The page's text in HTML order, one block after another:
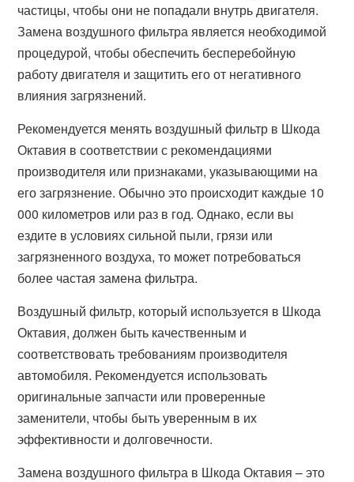
частицы, чтобы они не попадали внутрь двигателя.
Замена воздушного фильтра является необходимой
процедурой, чтобы обеспечить бесперебойную
работу двигателя и защитить его от негативного
влияния загрязнений.
Рекомендуется менять воздушный фильтр в Шкода
Октавия в соответствии с рекомендациями
производителя или признаками, указывающими на
его загрязнение. Обычно это происходит каждые 10
000 километров или раз в год. Однако, если вы
ездите в условиях сильной пыли, грязи или
загрязненного воздуха, то может потребоваться
более частая замена фильтра.
Воздушный фильтр, который используется в Шкода
Октавия, должен быть качественным и
соответствовать требованиям производителя
автомобиля. Рекомендуется использовать
оригинальные запчасти или проверенные
заменители, чтобы быть уверенным в их
эффективности и долговечности.
Замена воздушного фильтра в Шкода Октавия – это